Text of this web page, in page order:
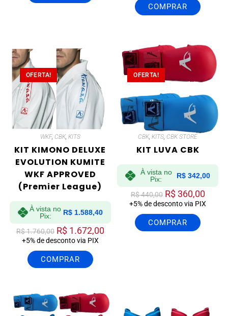
COMPRAR
OFERTA!
WKF, CBK, KITS
KIT KIMONO DELUXE
EVOLUTION KUMITE
WKF APPROVED
(Premier League)
À vista no
Pix:
R$1.588,40
R$1.760,00 R$1.672,00
+5% de desconto via PIX
COMPRAR
OFERTA!
CBK,KITS CBK STORE
KIT LUVA CBK
À vista no
Pix:
R$ 342,00
R$440,00 R$360,00
+5% de desconto via PIX
COMPRAR